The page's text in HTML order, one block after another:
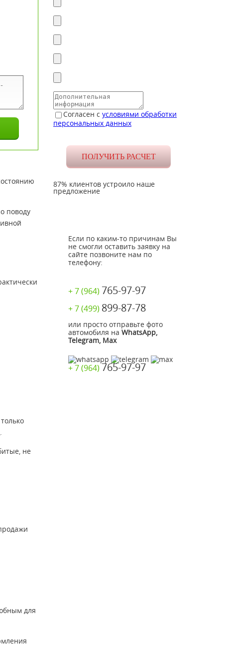
Согласен с условиями обработки
персональных данных
87% клиентов устроило наше
предложение
Если по каким-то причинам Вы
не смогли оставить заявку на
сайте позвоните нам по
телефону:
+ 7 (964) 765-97-97
+ 7 (499) 899-87-78
или просто отправьте фото
автомобиля на WhatsApp,
Telegram, Max
+ 7 (964) 765-97-97
поводу
не
для